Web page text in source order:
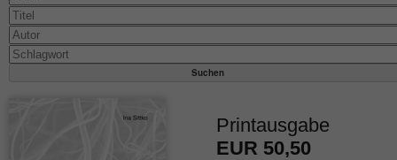
Printausgabe
EUR 50,50